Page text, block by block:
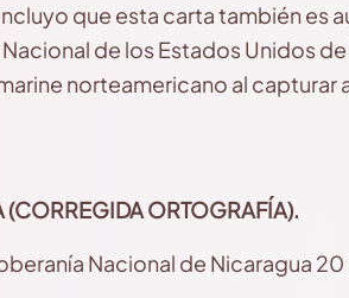
que esta carta también es
de los Estados Unidos
norteamericano al capturar
(CORREGIDAORTOGRAFÍA).
Nacional de Nicaragua 20